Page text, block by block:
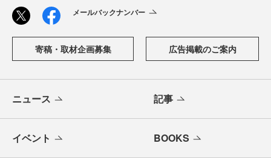
メールバックナンバー
寄稿・取材企画募集 広告掲載のご案内
ニュース 記事
イベント BOOKS